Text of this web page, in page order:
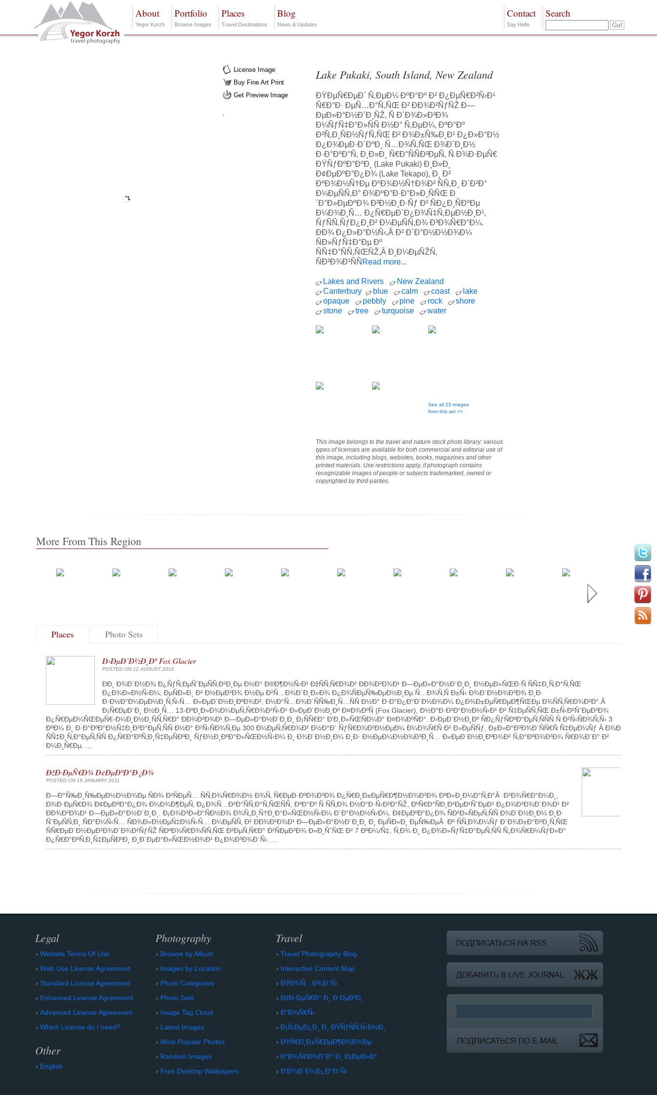
About
Yegor Korzh
Portfolio
Browse Images
Places
Travel Destinations
Blog
News & Updates
Search
Contact
Say Hello
License Image
Buy Fine Art Print
Get Preview Image
Lake Pukaki, South Island, New Zealand
ÐŸÐµÑ€ÐµÐ´ Ñ‚ÐµÐ¼ ÐºÐ°Ðº Ð² Ð¿ÐµÑ€Ð²Ñ‹Ð¹
Ñ€Ð°Ð· ÐµÑ…Ð°Ñ‚ÑŒ Ð² ÐÐ¾Ð²ÑƒÑŽ Ð—
ÐµÐ»Ð°Ð½Ð´Ð¸ÑŽ, Ñ Ð´Ð¾Ð»Ð³Ð¾
Ð¼ÑƒÑ‡Ð°Ð»ÑÑ Ð½Ð° Ñ‚ÐµÐ¼, ÐºÐ°Ðº
Ð²Ñ‚Ð¸ÑÐ½ÑƒÑ‚ÑŒ Ð² Ð¾Ð±Ñ‰Ð¸Ð¹ Ð¿Ð»Ð°Ð½
Ð¿Ð¾ÐµÐ·Ð´ÐºÐ¸ Ñ…Ð¾Ñ‚ÑŒ Ð¾Ð´Ð¸Ð½
Ð·Ð°ÐºÐ°Ñ‚ Ð¸Ð»Ð¸ Ñ€Ð°ÑÑÐ²ÐµÑ‚ Ñ Ð¾Ð·ÐµÑ€
ÐŸÑƒÐºÐ°ÐºÐ¸ (Lake Pukaki) Ð¸Ð»Ð¸
Ð¢ÐµÐºÐ°Ð¿Ð¾ (Lake Tekapo), Ð¸ Ð²
ÐºÐ¾Ð½Ñ†Ðµ ÐºÐ¾Ð½Ñ†Ð¾Ð² ÑÑ‚Ð¸ Ð´Ð²Ð°
Ð¼ÐµÑÑ‚Ð° Ð¾ÐºÐ°Ð·Ð°Ð»Ð¸ÑÑŒ Ð
´Ð°Ð»ÐµÐºÐ¾ Ð²Ð½Ð¸Ð·Ñƒ Ð² ÑÐ¿Ð¸ÑÐºÐµ
Ð¼Ð¾Ð¸Ñ… Ð¿Ñ€ÐµÐ´Ð¿Ð¾Ñ‡Ñ‚ÐµÐ½Ð¸Ð¹,
ÑƒÑÑ‚ÑƒÐ¿Ð¸Ð² Ð¼ÐµÑÑ‚Ð¾ Ð³Ð¾Ñ€Ð°Ð¼.
ÐÐ¾ Ð¿Ð»Ð°Ð½Ñ‹,Â Ð² Ð´Ð°Ð½Ð½Ð¾Ð¼
ÑÐ»ÑƒÑ‡Ð°Ðµ Ðº
ÑÑ‡Ð°ÑÑ‚ÑŒÑŽ,Â Ð¸Ð¼ÐµÑŽÑ‚
ÑÐ²Ð¾Ð¹ÑÑ Read more...
Lakes and Rivers
New Zealand
Canterbury
blue calm coast
lake
opaque
pebbly pine rock
shore
stone
tree turquoise water
See all 23 images
from this set >>
This image belongs to the travel and nature stock photo library: various
types of licenses are available for both commercial and editorial use of
this image, including blogs, websites, books, magazines and other
printed materials. Use restrictions apply, if photograph contains
recognizable images of people or subjects trademarked, owned or
copyrighted by third-parties.
More From This Region
Places Photo Sets
Ð›ÐµÐ´Ð½Ð¸Ðº Fox Glacier
POSTED ON 12 AUGUST 2010
ÐÐ¸ Ð¾Ð´Ð½Ð¾ Ð¿ÑƒÑ‚ÐµÑˆÐµÑÑ‚Ð²Ð¸Ðµ Ð½Ð° Ð®Ð¶Ð½Ñ‹Ð¹ ÐžÑÑ‚Ñ€Ð¾Ð² ÐÐ¾Ð²Ð¾Ð¹ Ð—ÐµÐ»Ð°Ð½Ð´Ð¸Ð¸ Ð½ÐµÐ»ÑŒÐ·Ñ ÑÑ‡Ð¸Ñ‚Ð°Ñ‚ÑŒ
Ð¿Ð¾Ð»Ð½Ñ‹Ð¼, ÐµÑÐ»Ð¸ Ð² Ð½ÐµÐ³Ð¾ Ð½Ðµ Ð²Ñ…Ð¾Ð´Ð¸Ð»Ð¾ Ð¿Ð¾ÑÐµÑ‰ÐµÐ½Ð¸Ðµ Ñ…Ð¾Ñ‚Ñ Ð±Ñ‹ Ð¾Ð´Ð½Ð¾Ð³Ð¾ Ð¸Ð·
Ð·Ð½Ð°Ð¼ÐµÐ½Ð¸Ñ‚Ñ‹Ñ… Ð»ÐµÐ´Ð½Ð¸ÐºÐ¾Ð², Ð½Ð°Ñ…Ð¾Ð´ÑÑ‰Ð¸Ñ…ÑÑ Ð½Ð° Ð·Ð°Ð¿Ð°Ð´Ð½Ð¾Ð¼ Ð¿Ð¾Ð±ÐµÑ€ÐµÐ¶ÑŒÐµ Ð¾ÑÑ‚Ñ€Ð¾Ð²Ð°.Â
Ð¡Ñ€ÐµÐ´Ð¸ Ð½Ð¸Ñ… 13-ÐºÐ¸Ð»Ð¾Ð¼ÐµÑ‚Ñ€Ð¾Ð²Ñ‹Ð¹ Ð»ÐµÐ´Ð½Ð¸Ðº Ð¤Ð¾ÐºÑ (Fox Glacier), Ð½Ð°Ð·Ð²Ð°Ð½Ð½Ñ‹Ð¹ Ð² Ñ‡ÐµÑÑ‚ÑŒ Ð±Ñ‹Ð²ÑˆÐµÐ³Ð¾
Ð¿Ñ€ÐµÐ¼ÑŒÐµÑ€-Ð¼Ð¸Ð½Ð¸ÑÑ‚Ñ€Ð° ÐÐ¾Ð²Ð¾Ð¹ Ð—ÐµÐ»Ð°Ð½Ð´Ð¸Ð¸ Ð¡ÑÑ€Ð° Ð’Ð¸Ð»ÑŒÑÐ¼Ð° Ð¤Ð¾ÐºÑÐ°. Ð›ÐµÐ´Ð½Ð¸Ðº ÑÐ¿ÑƒÑÐºÐ°ÐµÑ‚ÑÑÑ Ñ Ð²Ñ‹ÑÐ¾Ñ‚Ñ‹ 3
ÐºÐ¼ Ð¸ Ð·Ð°ÐºÐ°Ð½Ñ‡Ð¸Ð²Ð°ÐµÑ‚ÑÑ Ð½Ð° Ð²Ñ‹ÑÐ¾Ñ‚Ðµ 300 Ð¼ÐµÑ‚Ñ€Ð¾Ð² Ð½Ð°Ð´ ÑƒÑ€Ð¾Ð²Ð½ÐµÐ¼ Ð¼Ð¾Ñ€Ñ Ð² Ð»ÐµÑÑƒ, Ð±Ð»Ð°Ð³Ð¾Ð´ÑÑ€Ñ Ñ‡ÐµÐ¼Ñƒ Â Ð¾Ð½
ÑÑ‡Ð¸Ñ‚Ð°ÐµÑ‚ÑÑ Ð¿Ñ€Ð°ÐºÑ‚Ð¸Ñ‡ÐµÑÐºÐ¸ ÑƒÐ½Ð¸ÐºÐ°Ð»ÑŒÐ½Ñ‹Ð¼ Ð¸ Ð¾Ð´Ð½Ð¸Ð¼ Ð¸Ð· Ð½ÐµÐ¼Ð½Ð¾Ð³Ð¸Ñ… Ð»ÐµÐ´Ð½Ð¸ÐºÐ¾Ð² Ñ‚Ð°ÐºÐ¾Ð³Ð¾ Ñ€Ð¾Ð´Ð° Ð²
Ð¼Ð¸Ñ€Ðµ. ...
ÐžÐ·ÐµÑ€Ð¾ Ð¢ÐµÐºÐ°Ð¿Ð¾
POSTED ON 19 JANUARY 2011
Ð—Ð°Ñ‰Ð¸Ñ‰ÐµÐ½Ð½Ð¾Ðµ ÑÐ¾ Ð²ÑÐµÑ… ÑÑ‚Ð¾Ñ€Ð¾Ð½ Ð¾Ñ‚ Ñ€ÐµÐ·ÐºÐ¾Ð³Ð¾ Ð¿Ñ€Ð¸Ð±ÐµÑ€Ð¶Ð½Ð¾Ð³Ð¾ ÐºÐ»Ð¸Ð¼Ð°Ñ‚Ð°Â Ð³Ð¾Ñ€Ð°Ð¼Ð¸,
Ð¾Ð·ÐµÑ€Ð¾ Ð¢ÐµÐºÐ°Ð¿Ð¾ Ð¼Ð¾Ð¶ÐµÑ‚ Ð¿Ð¾Ñ…Ð²Ð°ÑÑ‚Ð°Ñ‚ÑŒÑÑ, ÐºÐ°Ðº Ñ ÑÑ‚Ð¾ Ð½Ð°Ð·Ñ‹Ð²Ð°ÑŽ, ÐºÑ€Ð°ÑÐ¸Ð²ÐµÐ¹ÑˆÐµÐ¹ Ð¿Ð¾Ð³Ð¾Ð´Ð¾Ð¹ Ð²
ÐÐ¾Ð²Ð¾Ð¹ Ð—ÐµÐ»Ð°Ð½Ð´Ð¸Ð¸. Ð¡Ð¾Ð³Ð»Ð°ÑÐ½Ð¾ Ð¾Ñ„Ð¸Ñ†Ð¸Ð°Ð»ÑŒÐ½Ñ‹Ð¼ Ð´Ð°Ð½Ð½Ñ‹Ð¼, Ð¢ÐµÐºÐ°Ð¿Ð¾ ÑÐ²Ð»ÑÐµÑ‚ÑÑ Ð¾Ð´Ð½Ð¸Ð¼ Ð¸Ð·
ÑˆÐµÑÑ‚Ð¸ ÑÐ°Ð¼Ñ‹Ñ… ÑÐ¾Ð»Ð½ÐµÑ‡Ð½Ñ‹Ñ… Ð¼ÐµÑÑ‚ Ð² ÐÐ¾Ð²Ð¾Ð¹ Ð—ÐµÐ»Ð°Ð½Ð´Ð¸Ð¸ Ð¸ ÐµÑÐ»Ð¸ ÐµÑ‰ÐµÂ Ðº ÑÑ‚Ð¾Ð¼Ñƒ Ð´Ð¾Ð±Ð°Ð²Ð¸Ñ‚ÑŒ
ÑÑ€ÐµÐ´Ð½ÐµÐ³Ð¾Ð´Ð¾Ð²ÑƒÑŽ ÑÐºÐ¾Ñ€Ð¾ÑÑ‚ÑŒ Ð²ÐµÑ‚Ñ€Ð° Ð²ÑÐµÐ³Ð¾ Ð»Ð¸ÑˆÑŒ Ð² 7 ÐºÐ¼/Ñ‡, Ñ‚Ð¾ Ð¸ Ð¿Ð¾Ð»ÑƒÑ‡Ð°ÐµÑ‚ÑÑ Ñ„Ð¾Ñ€Ð¼ÑƒÐ»Ð°
Ð¿Ñ€Ð°ÐºÑ‚Ð¸Ñ‡ÐµÑÐºÐ¸ Ð¸Ð´ÐµÐ°Ð»ÑŒÐ½Ð¾Ð¹ Ð¿Ð¾Ð³Ð¾Ð´Ñ‹. ...
Legal
Website Terms Of Use
Web Use License Agreement
Standard License Agreement
Enhanced License Agreement
Advanced License Agreement
Which License do I need?
Other
English
Photography
Browse by Album
Images by Location
Photo Categories
Photo Sets
Image Tag Cloud
Latest Images
Most Popular Photos
Random Images
Free Desktop Wallpapers
Travel
Travel Photography Blog
Interactive Content Map
ÐŸÐ¾Ñ…Ð¾Ð´Ñ‹
ÐžÐ·ÐµÑ€Ð° Ð¸ Ð ÐµÐºÐ¸
Ð“Ð¾Ñ€Ñ‹
Ð¡Ñ‚ÐµÐ¿Ð¸ Ð¸ ÐŸÑƒÑÑ‚Ñ‹Ð½Ð¸
ÐŸÑ€Ð¸Ð±Ñ€ÐµÐ¶Ð½Ð¾Ðµ
Ð“Ð¾Ñ€Ð¾Ð´Ð° Ð¸ Ð¡ÐµÐ»Ð°
Ð’Ð¾Ð´Ð¾Ð¿Ð°Ð´Ñ‹